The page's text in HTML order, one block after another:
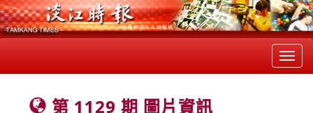
第 1129 期 圖片資訊